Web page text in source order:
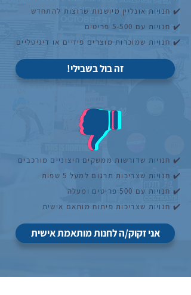
✔️ חנויות אונליין מיושנות שרוצות להתחדש
✔️ חנויות עם 5-500 פריטים
✔️ חנויות שמוכרות מוצרים פיזיים או דיגיטליים
!זה בול בשבילי
✔️ חנויות שדורשות ממשקים חיצוניים מורכבים
✔️ חנויות שצריכות תרגום למעל 5 שפות
✔️ חנויות עם 500 פריטים ומעלה
✔️ חנויות שצריכות פיתוח מותאם אישית
אני זקוק/ה לחנות מותאמת אישית